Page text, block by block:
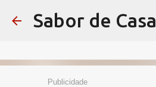
Sabor de Casa
Publicidade